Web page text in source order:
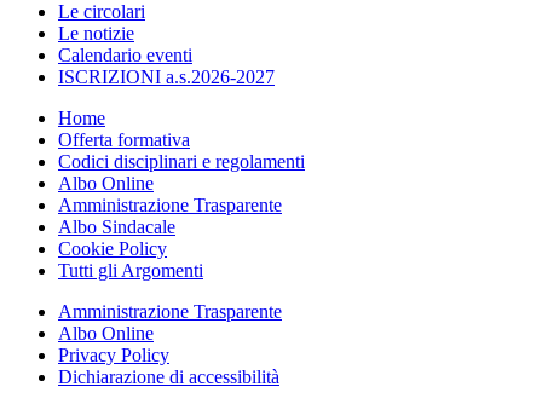
Le circolari
Le notizie
Calendario eventi
ISCRIZIONI a.s.2026-2027
Home
Offerta formativa
Codici disciplinari e regolamenti
Albo Online
Amministrazione Trasparente
Albo Sindacale
Cookie Policy
Tutti gli Argomenti
Amministrazione Trasparente
Albo Online
Privacy Policy
Dichiarazione di accessibilità